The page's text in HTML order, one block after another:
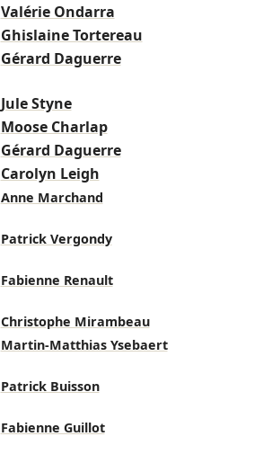
Valérie Ondarra
Ghislaine Tortereau
Gérard Daguerre
Jule Styne
Moose Charlap
Gérard Daguerre
Carolyn Leigh
Anne Marchand
Patrick Vergondy
Fabienne Renault
Christophe Mirambeau
Martin-Matthias Ysebaert
Patrick Buisson
Fabienne Guillot